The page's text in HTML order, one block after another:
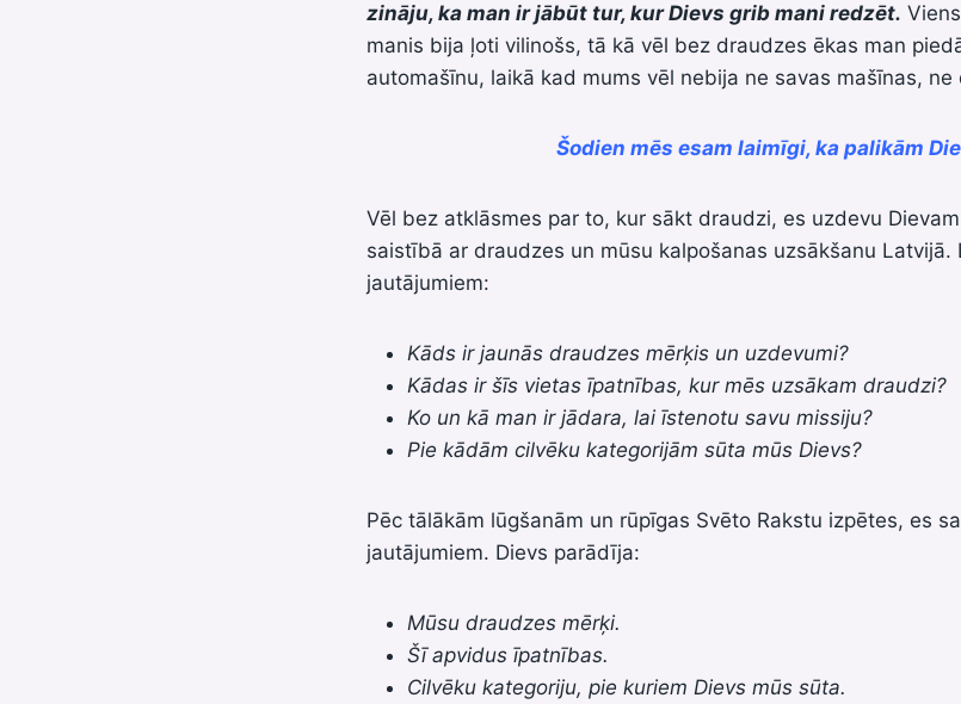
zināju, ka man ir jābūt tur, kur Dievs grib mani redzēt.
manis bija ļoti vilinošs, tā kā vēl bez draudzes ēkas man
automašīnu, laikā kad mums vēl nebija ne savas mašīnas, ne
Šodien mēs esam laimīgi, ka palikām
Vēl bez atklāsmes par to, kur sākt draudzi, es uzdevu
saistībā ar draudzes un mūsu kalpošanas uzsākšanu Latvijā.
jautājumiem:
Kāds ir jaunās draudzes mērķis un uzdevumi?
Kādas ir šīs vietas īpatnības, kur mēs uzsākam draudzi?
Ko un kā man ir jādara, lai īstenotu savu missiju?
Pie kādām cilvēku kategorijām sūta mūs Dievs?
Pēc tālākām lūgšanām un rūpīgas Svēto Rakstu izpētes, es
jautājumiem. Dievs parādīja:
Mūsu draudzes mērķi.
Šī apvidus īpatnības.
Cilvēku kategoriju, pie kuriem Dievs mūs sūta.